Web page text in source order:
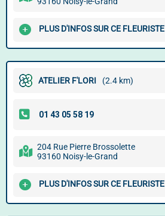
PLUS D'INFOS SUR CE FLEURISTE
ATELIER F'LORI (2.4 km)
204 Rue Pierre Brossolette
93160 Noisy-le-Grand
PLUS D'INFOS SUR CE FLEURISTE